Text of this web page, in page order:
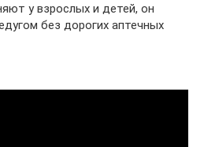
у взрослых и детей, он
без дорогих аптечных